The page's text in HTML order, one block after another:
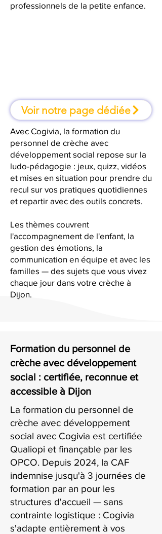
professionnels de la petite enfance.
Voir notre page dédiée
Avec Cogivia, la formation du
personnel de crèche avec
développement social repose sur la
ludo-pédagogie : jeux, quizz, vidéos
et mises en situation pour prendre du
recul sur vos pratiques quotidiennes
et repartir avec des outils concrets.
Les thèmes couvrent
l'accompagnement de l'enfant, la
gestion des émotions, la
communication en équipe et avec les
familles — des sujets que vous vivez
chaque jour dans votre crèche à
Dijon.
Formation du personnel de
crèche avec développement
social : certifiée, reconnue et
accessible à Dijon
La formation du personnel de
crèche avec développement
social avec Cogivia est certifiée
Qualiopi et finançable par les
OPCO. Depuis 2024, la CAF
indemnise jusqu'à 3 journées de
formation par an pour les
structures d'accueil — sans
contrainte logistique : Cogivia
s'adapte entièrement à vos